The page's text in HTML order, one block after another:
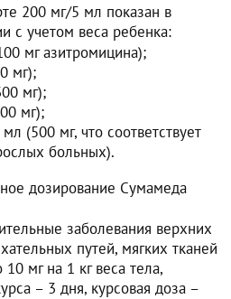
200 мг/5 мл показан в
с учетом веса ребенка:
мг азитромицина);
мг);
мг);
мг);
(500 мг, что соответствует
больных).
дозирование Сумамеда
заболевания верхних
путей, мягких тканей
мг на 1 кг веса тела,
– 3 дня, курсовая доза –